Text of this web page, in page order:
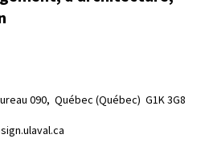
090, Québec (Québec)  G1K 3G8